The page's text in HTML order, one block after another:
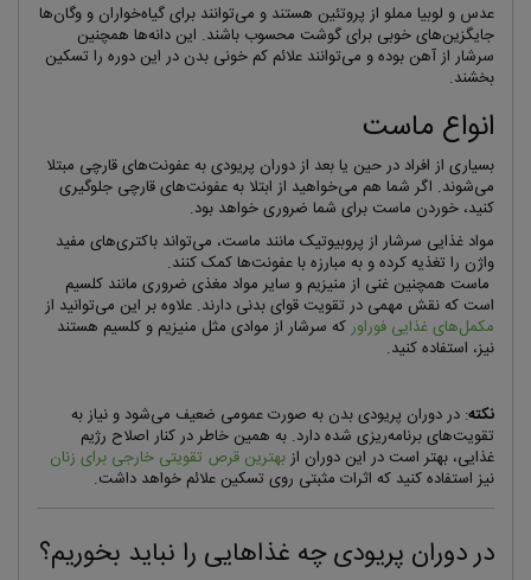
عدس و لوبیا مملو از پروتئین هستند و می‌توانند برای گیاه‌خواران و وگان‌ها
جایگزین‌های خوبی برای گوشت محسوب باشند. این دانه‌ها همچنین
سرشار از آهن بوده و می‌توانند علائم کم خونی بدن در این دوره را تسکین
بخشند.
انواع ماست
بسیاری از افراد در حین یا بعد از دوران پریودی به عفونت‌های قارچی مبتلا
می‌شوند. اگر شما هم می‌خواهید از ابتلا به عفونت‌های قارچی جلوگیری
کنید، خوردن ماست برای شما ضروری خواهد بود.
مواد غذایی سرشار از پروبیوتیک مانند ماست، می‌تواند باکتری‌های مفید
واژن را تغذیه کرده و به مبارزه با عفونت‌ها کمک کنند.
ماست همچنین غنی از منیزیم و سایر مواد مغذی ضروری مانند کلسیم
است که نقش مهمی در تقویت قوای بدنی دارند. علاوه بر این می‌توانید از
مکمل‌های غذایی فوراورکه سرشار از موادی مثل منیزیم و کلسیم هستند
نیز، استفاده کنید.
نکته: در دوران پریودی بدن به صورت عمومی ضعیف می‌شود و نیاز به
تقویت‌های برنامه‌ریزی شده دارد. به همین خاطر در کنار اصلاح رژیم
غذایی، بهتر است در این دوران ازبهترین قرص تقویتی خارجی برای زنان
نیز استفاده کنید که اثرات مثبتی روی تسکین علائم خواهد داشت.
در دوران پریودی چه غذاهایی را نباید بخوریم؟